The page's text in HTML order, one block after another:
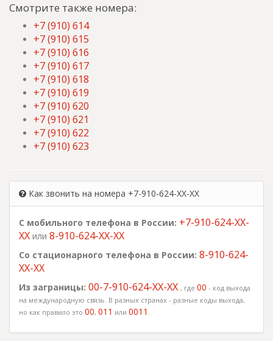
Смотрите также номера:
+7 (910) 614
+7 (910) 615
+7 (910) 616
+7 (910) 617
+7 (910) 618
+7 (910) 619
+7 (910) 620
+7 (910) 621
+7 (910) 622
+7 (910) 623
Как звонить на номера +7-910-624-XX-XX
С мобильного телефона в России: +7-910-624-XX-
XX или 8-910-624-XX-XX
Со стационарного телефона в России: 8-910-624-
XX-XX
Из заграницы: 00-7-910-624-XX-XX , где 00 - код выхода
на международную связь. В разных странах - разные коды выхода,
но как правило это 00, 011 или 0011 .